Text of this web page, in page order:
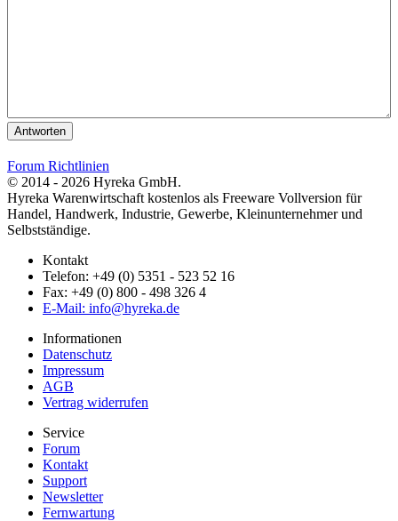
Antworten
Forum Richtlinien
© 2014 - 2026 Hyreka GmbH.
Hyreka Warenwirtschaft kostenlos als Freeware Vollversion für
Handel, Handwerk, Industrie, Gewerbe, Kleinunternehmer und
Selbstständige.
Kontakt
Telefon: +49 (0) 5351 - 523 52 16
Fax: +49 (0) 800 - 498 326 4
E-Mail: info@hyreka.de
Informationen
Datenschutz
Impressum
AGB
Vertrag widerrufen
Service
Forum
Kontakt
Support
Newsletter
Fernwartung